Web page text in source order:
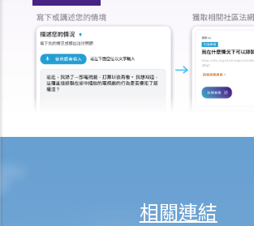
若我因人身傷害提出申索，可否申請法律援助？
法律援助
法律援助輔助計劃
香港律師會大埔火災緊急免費法律諮詢熱線
逝者家屬
相關連結